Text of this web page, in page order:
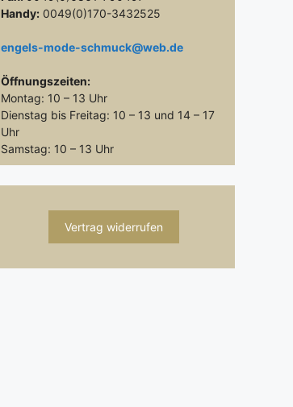
Handy: 0049(0)170-3432525
engels-mode-schmuck@web.de
Öffnungszeiten:
Montag: 10 – 13 Uhr
Dienstag bis Freitag: 10 – 13 und 14 – 17
Uhr
Samstag: 10 – 13 Uhr
Vertrag widerrufen